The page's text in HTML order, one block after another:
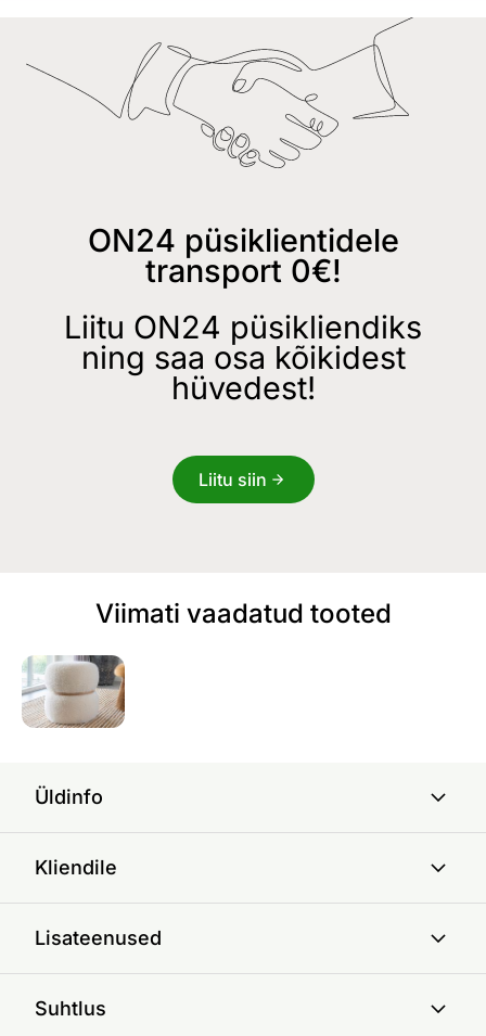
ON24 püsiklientidele
transport 0€!
Liitu ON24 püsikliendiks
ning saa osa kõikidest
hüvedest!
Liitu siin
Viimati vaadatud tooted
Üldinfo
Kliendile
Lisateenused
Suhtlus